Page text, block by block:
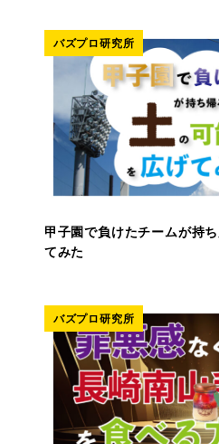
バズプロ研究所
甲子園で負けたチームが持
てみた
バズプロ研究所